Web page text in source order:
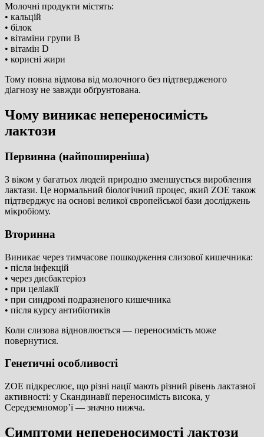
Молочні продукти містять:
• кальцій
• білок
• вітаміни групи B
• вітамін D
• корисні жири
Тому повна відмова від молочного без підтвердженого
діагнозу не завжди обґрунтована.
Чому виникає непереносимість
лактози
Первинна (найпоширеніша)
З віком у багатьох людей природно зменшується вироблення
лактази. Це нормальний біологічний процес, який ZOE також
підтверджує на основі великої європейської бази досліджень
мікробіому.
Вторинна
Виникає через тимчасове пошкодження слизової кишечника:
• після інфекцій
• через дисбактеріоз
• при целіакії
• при синдромі подразненого кишечника
• після курсу антибіотиків
Коли слизова відновлюється — переносимість може
повернутися.
Генетичні особливості
ZOE підкреслює, що різні нації мають різний рівень лактазної
активності: у Скандинавії переносимість висока, у
Середземномор’ї — значно нижча.
Симптоми непереносимості лактози